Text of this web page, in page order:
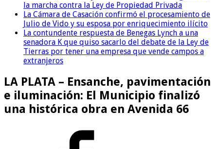
la marcha contra la Ley de Propiedad Privada
La Cámara de Casación confirmó el procesamiento de
Julio de Vido y su esposa por enriquecimiento ilícito
La contundente respuesta de Benegas Lynch a una
senadora K que quiso sacarlo del debate de la Ley de
Tierras por tener una empresa que vende campos a
extranjeros
LA PLATA – Ensanche, pavimentación
e iluminación: El Municipio finalizó
una histórica obra en Avenida 66